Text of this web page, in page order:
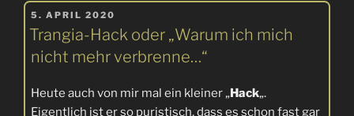
ganz
schnell
einen
Dosenkocher
bauen
VERÖFFENTLICHT
AM
5. APRIL 2020
Trangia-Hack oder „Warum ich mich
nicht mehr verbrenne…“
Heute auch von mir mal ein kleiner „ Hack„.
Eigentlich ist er so puristisch, dass es schon fast gar